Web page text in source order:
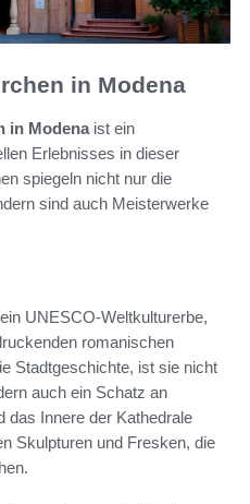
in Modena
in Modenaist ein
Erlebnisses in dieser
spiegeln nicht nur die
sind auch Meisterwerke
UNESCO-Weltkulturerbe,
romanischen
Stadtgeschichte, ist sie nicht
auch ein Schatz an
das Innere der Kathedrale
Skulpturen und Fresken, die